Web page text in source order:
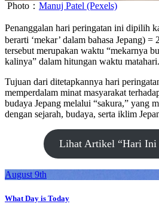
Photo： Manuj Patel (Pexels)
Penanggalan hari peringatan ini dipilih
berarti ‘mekar’ dalam bahasa Jepang) =
tersebut merupakan waktu “mekarnya
kalinya” dalam hitungan waktu matahari.
Tujuan dari ditetapkannya hari
memperdalam minat masyarakat
budaya Jepang melalui “sakura,” yang
dengan sejarah, budaya, serta iklim
Lihat Artikel “Hari Ini
August 9th
What Day is Today